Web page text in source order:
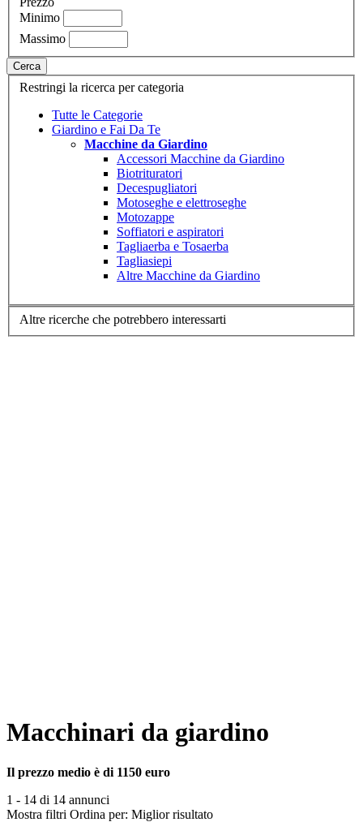
Minimo
Massimo
Cerca
Restringi la ricerca per categoria
Tutte le Categorie
Giardino e Fai Da Te
Macchine da Giardino
Accessori Macchine da Giardino
Biotrituratori
Decespugliatori
Motoseghe e elettroseghe
Motozappe
Soffiatori e aspiratori
Tagliaerba e Tosaerba
Tagliasiepi
Altre Macchine da Giardino
Altre ricerche che potrebbero interessarti
Macchinari da giardino
Il prezzo medio è di 1150 euro
1 - 14 di 14 annunci
Mostra filtri Ordina per: Miglior risultato